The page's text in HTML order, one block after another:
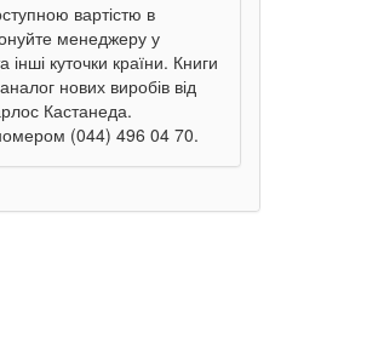
вартістю в
менеджеру у
куточки країни. Книги
нових виробів від
Кастанеда.
(044) 496 04 70.